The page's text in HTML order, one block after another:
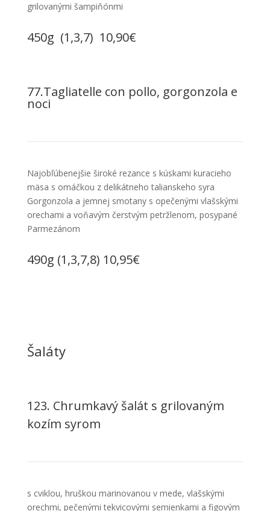
grilovanými šampiňónmi
450g (1,3,7) 10,90€
77.Tagliatelle con pollo, gorgonzola e
noci
Najobľúbenejšie široké rezance s kúskami kuracieho
mäsa s omáčkou z delikátneho talianskeho syra
Gorgonzola a jemnej smotany s opečenými vlašskými
orechami a voňavým čerstvým petržlenom, posypané
Parmezánom
490g (1,3,7,8) 10,95€
Šaláty
123. Chrumkavý šalát s grilovaným
kozím syrom
s cviklou, hruškou marinovanou v mede, vlašskými
orechmi, pečenými tekvicovými semienkami a figovým